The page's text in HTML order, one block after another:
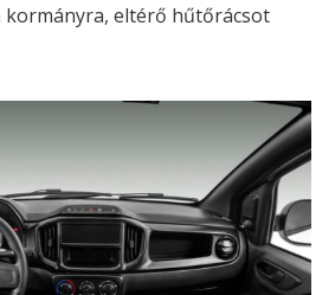
kormányra, eltérő hűtőrácsot